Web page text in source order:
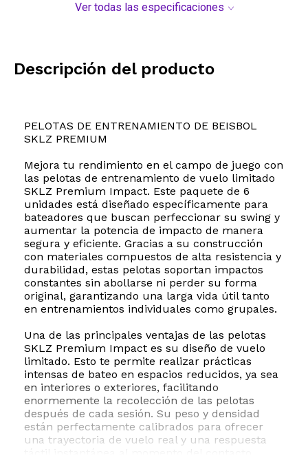
Ver todas las especificaciones
Descripción del producto
PELOTAS DE ENTRENAMIENTO DE BEISBOL
SKLZ PREMIUM
Mejora tu rendimiento en el campo de juego con
las pelotas de entrenamiento de vuelo limitado
SKLZ Premium Impact. Este paquete de 6
unidades está diseñado específicamente para
bateadores que buscan perfeccionar su swing y
aumentar la potencia de impacto de manera
segura y eficiente. Gracias a su construcción
con materiales compuestos de alta resistencia y
durabilidad, estas pelotas soportan impactos
constantes sin abollarse ni perder su forma
original, garantizando una larga vida útil tanto
en entrenamientos individuales como grupales.
Una de las principales ventajas de las pelotas
SKLZ Premium Impact es su diseño de vuelo
limitado. Esto te permite realizar prácticas
intensas de bateo en espacios reducidos, ya sea
en interiores o exteriores, facilitando
enormemente la recolección de las pelotas
después de cada sesión. Su peso y densidad
están perfectamente calibrados para ofrecer
una trayectoria de vuelo real y una respuesta